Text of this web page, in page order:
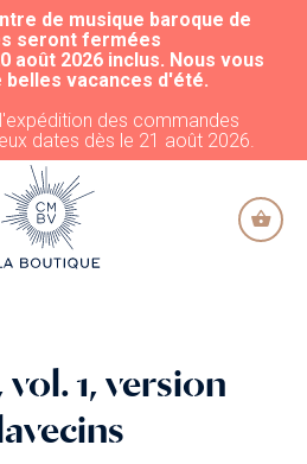
PRINCIPAL
de musique baroque de
seront fermées
août 2026 inclus. Nous vous
belles vacances d'été.
des commandes
dates dès le 21 août 2026.
1, version